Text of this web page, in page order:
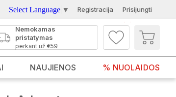
Select Language ▼ Registracija Prisijungti
Nemokamas
pristatymas
perkant už €59
NAUJIENOS % NUOLAIDOS